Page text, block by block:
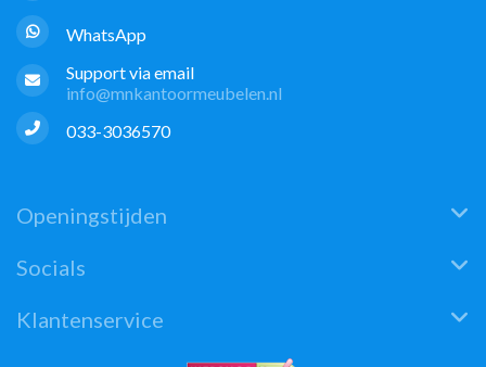
WhatsApp
Support via email
info@mnkantoormeubelen.nl
033-3036570
Openingstijden
Socials
Klantenservice